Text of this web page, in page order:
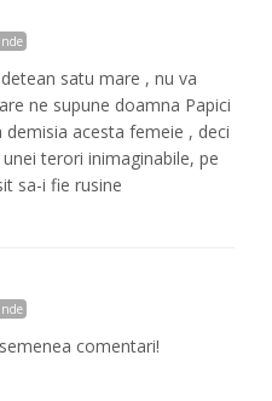
satu mare , nu va
ne supune doamna Papici
demisia acesta femeie , deci
terori inimaginabile, pe
sa-i fie rusine
comentari!